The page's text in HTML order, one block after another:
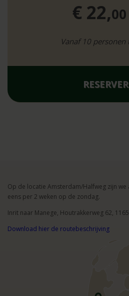
€ 22,
Vanaf 10 personen
Op de locatie Amsterdam/Halfweg zijn
eens per 2 weken op de zondag.
Inrit naar Manege, Houtrakkerweg 62,
Download hier de routebeschrijving